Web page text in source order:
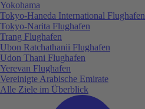
Yokohama
Tokyo-Haneda International Flughafen
Tokyo-Narita Flughafen
Trang Flughafen
Ubon Ratchathanii Flughafen
Udon Thani Flughafen
Yerevan Flughafen
Vereinigte Arabische Emirate
Alle Ziele im Überblick